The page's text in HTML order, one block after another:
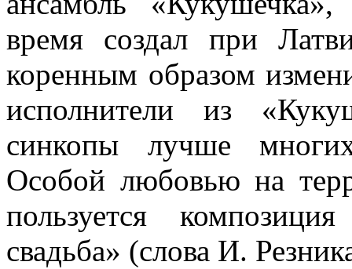
время создал при
коренным образом
исполнители из
синкопы лучше
Особой любовью на
пользуется
свадьба» (слова И.